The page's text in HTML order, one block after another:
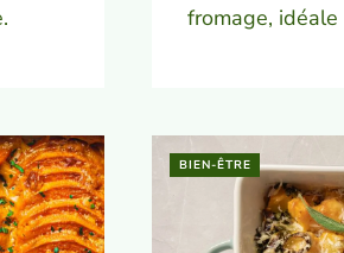
fromage,
BIEN-ÊTRE